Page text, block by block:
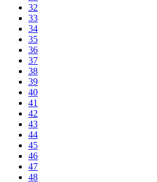
32
33
34
35
36
37
38
39
40
41
42
43
44
45
46
47
48